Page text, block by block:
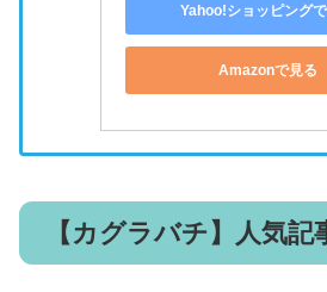
Yahoo!ショッピング
Amazonで見る
【カグラバチ】人気記